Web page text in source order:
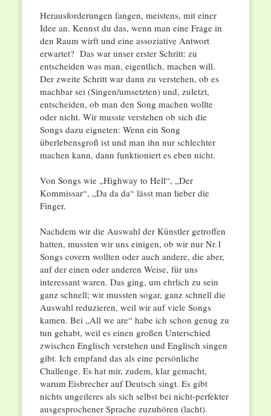
Herausforderungen fangen, meistens, mit einer
Idee an. Kennst du das, wenn man eine Frage in
den Raum wirft und eine assoziative Antwort
erwartet? Das war unser erster Schritt: zu
entscheiden was man, eigentlich, machen will.
Der zweite Schritt war dann zu verstehen, ob es
machbar sei (Singen/umsetzten) und, zuletzt,
entscheiden, ob man den Song machen wollte
oder nicht. Wir musste verstehen ob sich die
Songs dazu eigneten: Wenn ein Song
überlebensgroß ist und man ihn nur schlechter
machen kann, dann funktioniert es eben nicht.
Von Songs wie „Highway to Hell“, „Der
Kommissar“, „Da da da“ lässt man lieber die
Finger.
Nachdem wir die Auswahl der Künstler getroffen
hatten, mussten wir uns einigen, ob wir nur Nr.1
Songs covern wollten oder auch andere, die aber,
auf der einen oder anderen Weise, für uns
interessant waren. Das ging, um ehrlich zu sein
ganz schnell; wir mussten sogar, ganz schnell die
Auswahl reduzieren, weil wir auf viele Songs
kamen. Bei „All we are“ habe ich schon genug zu
tun gehabt, weil es einen großen Unterschied
zwischen Englisch verstehen und Englisch singen
gibt. Ich empfand das als eine persönliche
Challenge. Es hat mir, zudem, klar gemacht,
warum Eisbrecher auf Deutsch singt. Es gibt
nichts ungeileres als sich selbst bei nicht-perfekter
ausgesprochener Sprache zuzuhören (lacht).